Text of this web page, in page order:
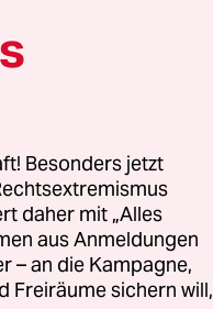
Besonders jetzt
daher mit „Alles
aus Anmeldungen
– an die Kampagne,
Freiräume sichern will,